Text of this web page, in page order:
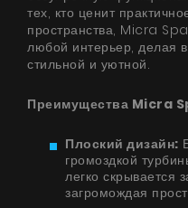
тех, кто ценит
пространства, Micra
любой интерьер, делая
стильной и уютной.
Преимущества Micra
Плоский дизайн:
громоздкой
легко скрывается
загромождая